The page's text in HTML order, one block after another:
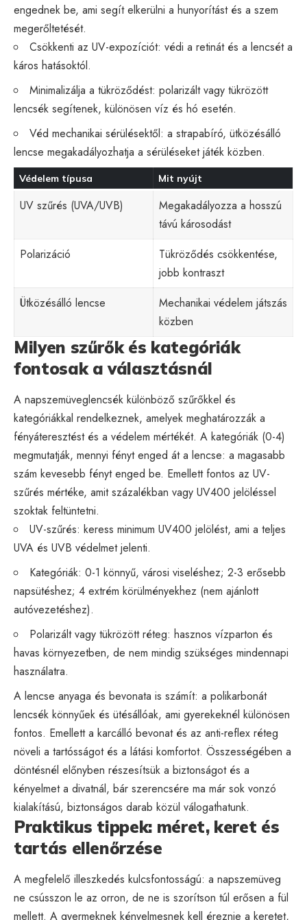
engednek be, ami segít elkerülni a hunyorítást és a szem
megerőltetését.
Csökkenti az UV-expozíciót: védi a retinát és a lencsét a
káros hatásoktól.
Minimalizálja a tükröződést: polarizált vagy tükrözött
lencsék segítenek, különösen víz és hó esetén.
Véd mechanikai sérülésektől: a strapabíró, ütközésálló
lencse megakadályozhatja a sérüléseket játék közben.
Védelem típusa Mit nyújt
UV szűrés (UVA/UVB)
Megakadályozza a hosszú
távú károsodást
Polarizáció
Tükröződés csökkentése,
jobb kontraszt
Ütközésálló lencse
Mechanikai védelem játszás
közben
Milyen szűrők és kategóriák
fontosak a választásnál
A napszemüveglencsék különböző szűrőkkel és
kategóriákkal rendelkeznek, amelyek meghatározzák a
fényáteresztést és a védelem mértékét. A kategóriák (0-4)
megmutatják, mennyi fényt enged át a lencse: a magasabb
szám kevesebb fényt enged be. Emellett fontos az UV-
szűrés mértéke, amit százalékban vagy UV400 jelöléssel
szoktak feltüntetni.
UV-szűrés: keress minimum UV400 jelölést, ami a teljes
UVA és UVB védelmet jelenti.
Kategóriák: 0-1 könnyű, városi viseléshez; 2-3 erősebb
napsütéshez; 4 extrém körülményekhez (nem ajánlott
autóvezetéshez).
Polarizált vagy tükrözött réteg: hasznos vízparton és
havas környezetben, de nem mindig szükséges mindennapi
használatra.
A lencse anyaga és bevonata is számít: a polikarbonát
lencsék könnyűek és ütésállóak, ami gyerekeknél különösen
fontos. Emellett a karcálló bevonat és az anti-reflex réteg
növeli a tartósságot és a látási komfortot. Összességében a
döntésnél előnyben részesítsük a biztonságot és a
kényelmet a divatnál, bár szerencsére ma már sok vonzó
kialakítású, biztonságos darab közül válogathatunk.
Praktikus tippek: méret, keret és
tartás ellenőrzése
A megfelelő illeszkedés kulcsfontosságú: a napszemüveg
ne csússzon le az orron, de ne is szorítson túl erősen a fül
mellett. A gyermeknek kényelmesnek kell éreznie a keretet,